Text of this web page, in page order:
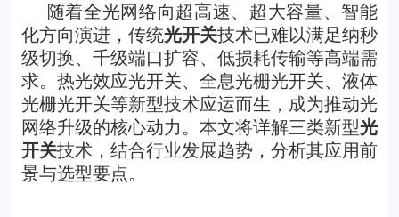
随着全光网络向超高速、超大容量、智能
化方向演进，传统光开关技术已难以满足纳秒
级切换、千级端口扩容、低损耗传输等高端需
求。热光效应光开关、全息光栅光开关、液体
光栅光开关等新型技术应运而生，成为推动光
网络升级的核心动力。本文将详解三类新型光
开关技术，结合行业发展趋势，分析其应用前
景与选型要点。